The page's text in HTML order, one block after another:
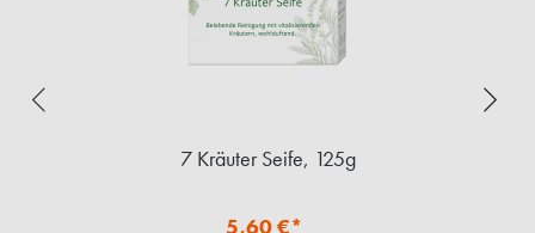
7 Kräuter Seife, 125g
5,60 €*